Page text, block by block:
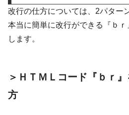
改行の仕方については、2パター
本当に簡単に改行ができる『ｂ
します。
＞ＨＴＭＬコード『ｂｒ
方